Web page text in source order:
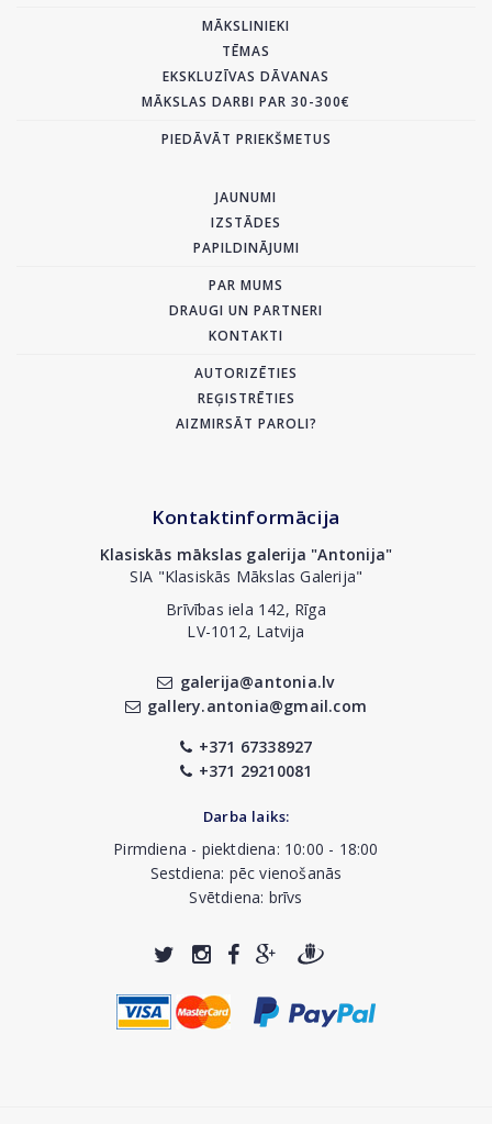
MĀKSLINIEKI
TĒMAS
EKSKLUZĪVAS DĀVANAS
MĀKSLAS DARBI PAR 30-300€
PIEDĀVĀT PRIEKŠMETUS
JAUNUMI
IZSTĀDES
PAPILDINĀJUMI
PAR MUMS
DRAUGI UN PARTNERI
KONTAKTI
AUTORIZĒTIES
REĢISTRĒTIES
AIZMIRSĀT PAROLI?
Kontaktinformācija
Klasiskās mākslas galerija "Antonija"
SIA "Klasiskās Mākslas Galerija"
Brīvības iela 142, Rīga
LV-1012, Latvija
galerija@antonia.lv
gallery.antonia@gmail.com
+371 67338927
+371 29210081
Darba laiks:
Pirmdiena - piektdiena: 10:00 - 18:00
Sestdiena: pēc vienošanās
Svētdiena: brīvs